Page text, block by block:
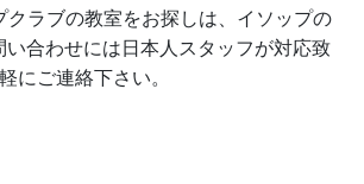
クラブの教室をお探しは、イソップの
い合わせには日本人スタッフが対応致
にご連絡下さい。